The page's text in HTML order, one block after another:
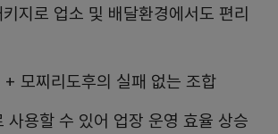
지로 업소 및 배달환경에서도 편리
+ 모찌리도후의 실패 없는 조합
사용할 수 있어 업장 운영 효율 상승